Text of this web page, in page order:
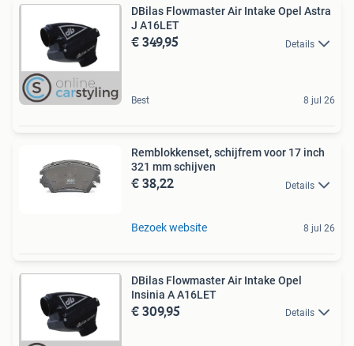
DBilas Flowmaster Air Intake Opel Astra
J A16LET
€ 349,95 Details
Best 8 jul 26
Remblokkenset, schijfrem voor 17 inch
321 mm schijven
€ 38,22 Details
Bezoek website 8 jul 26
DBilas Flowmaster Air Intake Opel
Insinia A A16LET
€ 309,95 Details